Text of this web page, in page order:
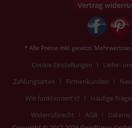
Vertrag
* Alle Preise inkl. gesetzl.
Cookie Einstellungen
Liefer-
Zahlungsarten
Firmenkunden
Wie funktioniert's?
Häufige
Widerrufsrecht
AGB